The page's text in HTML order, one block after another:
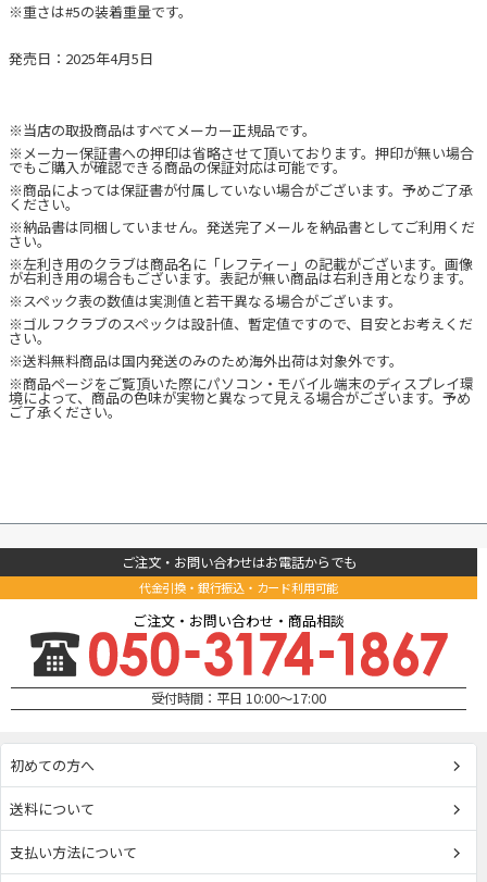
※重さは#5の装着重量です。
発売日：2025年4月5日
※当店の取扱商品はすべてメーカー正規品です。
※メーカー保証書への押印は省略させて頂いております。押印が無い場合
でもご購入が確認できる商品の保証対応は可能です。
※商品によっては保証書が付属していない場合がございます。予めご了承
ください。
※納品書は同梱していません。発送完了メールを納品書としてご利用くだ
さい。
※左利き用のクラブは商品名に「レフティー」の記載がございます。画像
が右利き用の場合もございます。表記が無い商品は右利き用となります。
※スペック表の数値は実測値と若干異なる場合がございます。
※ゴルフクラブのスペックは設計値、暫定値ですので、目安とお考えくだ
さい。
※送料無料商品は国内発送のみのため海外出荷は対象外です。
※商品ページをご覧頂いた際にパソコン・モバイル端末のディスプレイ環
境によって、商品の色味が実物と異なって見える場合がございます。予め
ご了承ください。
ご注文・お問い合わせはお電話からでも
代金引換・銀行振込・カード利用可能
ご注文・お問い合わせ・商品相談
受付時間：平日 10:00～17:00
初めての方へ
送料について
支払い方法について